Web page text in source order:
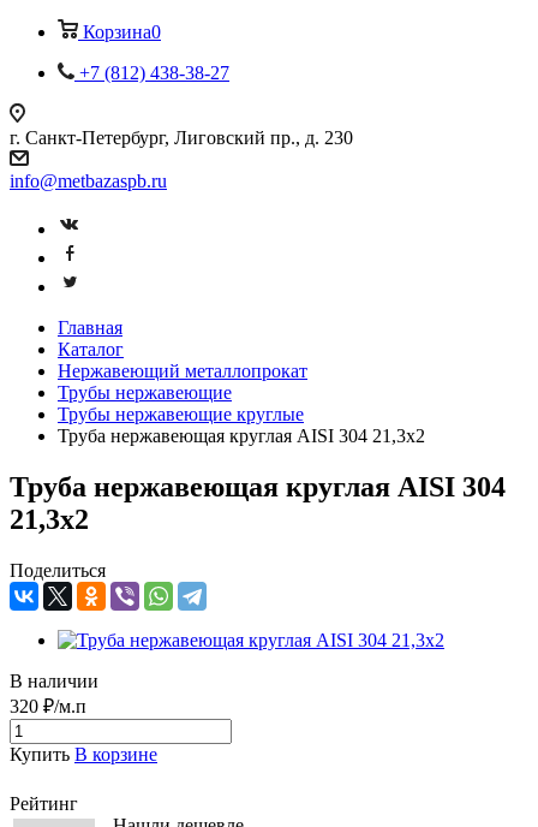
Корзина0
+7 (812) 438-38-27
г. Санкт-Петербург, Лиговский пр., д. 230
info@metbazaspb.ru
Главная
Каталог
Нержавеющий металлопрокат
Трубы нержавеющие
Трубы нержавеющие круглые
Труба нержавеющая круглая AISI 304 21,3х2
Труба нержавеющая круглая AISI 304
21,3х2
Поделиться
В наличии
320 ₽/м.п
Купить В корзине
Рейтинг